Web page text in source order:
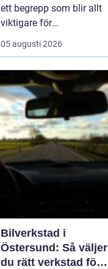
ett begrepp som blir allt
viktigare för
byggföretag, lantbrukare,
industrier och
behöver säkra lyft och
flexibla transporter i
södra Sverige. När tunga
material ska bå...
05 augusti 2026
Bilverkstad i
Östersund: Så väljer
du rätt verkstad för